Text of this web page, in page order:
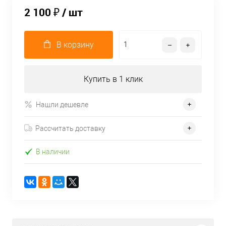
2 100 ₽/ шт
В корзину
Купить в 1 клик
Нашли дешевле
Рассчитать доставку
В наличии